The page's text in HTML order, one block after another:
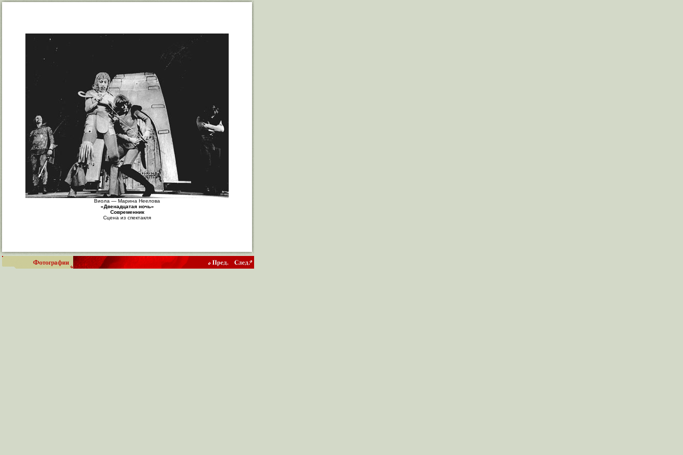
Виола — Марина Неелова
«Двенадцатая ночь»
Современник
Сцена из спектакля